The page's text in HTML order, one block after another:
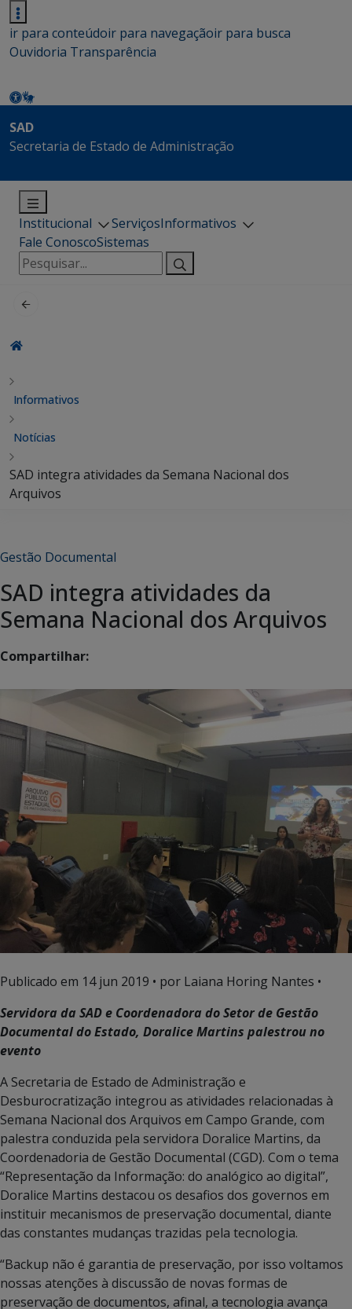
ir para conteúdoir para navegaçãoir para busca
Ouvidoria Transparência
SAD
Secretaria de Estado de Administração
Institucional ServiçosInformativos
Fale ConoscoSistemas
Pesquisar
por:
Informativos
Notícias
SAD integra atividades da Semana Nacional dos
Arquivos
Gestão Documental
SAD integra atividades da
Semana Nacional dos Arquivos
Compartilhar:
Publicado em 14 jun 2019 • por Laiana Horing Nantes •
Servidora da SAD e Coordenadora do Setor de Gestão
Documental do Estado, Doralice Martins palestrou no
evento
A Secretaria de Estado de Administração e
Desburocratização integrou as atividades relacionadas à
Semana Nacional dos Arquivos em Campo Grande, com
palestra conduzida pela servidora Doralice Martins, da
Coordenadoria de Gestão Documental (CGD). Com o tema
“Representação da Informação: do analógico ao digital”,
Doralice Martins destacou os desafios dos governos em
instituir mecanismos de preservação documental, diante
das constantes mudanças trazidas pela tecnologia.
“Backup não é garantia de preservação, por isso voltamos
nossas atenções à discussão de novas formas de
preservação de documentos, afinal, a tecnologia avança